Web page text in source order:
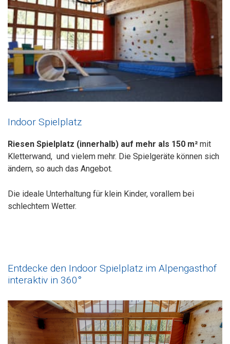
Indoor Spielplatz
Riesen Spielplatz (innerhalb) auf mehr als 150 m² mit
Kletterwand, und vielem mehr. Die Spielgeräte können sich
ändern, so auch das Angebot.
Die ideale Unterhaltung für klein Kinder, vorallem bei
schlechtem Wetter.
Entdecke den Indoor Spielplatz im Alpengasthof
interaktiv in 360°